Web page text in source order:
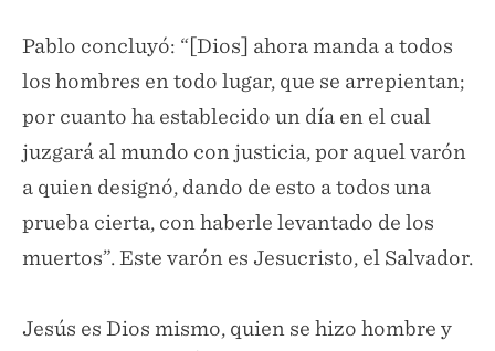
Pablo concluyó: “[Dios] ahora manda a todos
los hombres en todo lugar, que se arrepientan;
por cuanto ha establecido un día en el cual
juzgará al mundo con justicia, por aquel varón
a quien designó, dando de esto a todos una
prueba cierta, con haberle levantado de los
muertos”. Este varón es Jesucristo, el Salvador.
Jesús es Dios mismo, quien se hizo hombre y